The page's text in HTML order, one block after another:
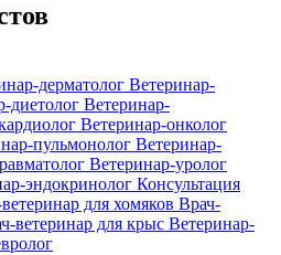
дерматолог Ветеринар-
диетолог Ветеринар-
Ветеринар-онколог
пульмонолог Ветеринар-
Ветеринар-уролог
эндокринолог Консультация
для хомяков Врач-
ветеринар для крыс Ветеринар-